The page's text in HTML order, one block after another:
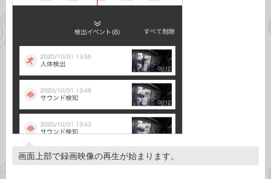
画面上部で録画映像の再生が始まります。